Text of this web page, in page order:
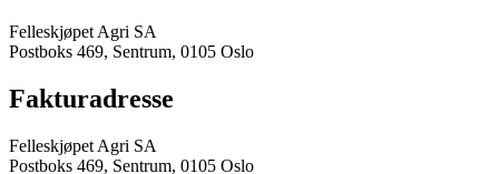
Felleskjøpet Agri SA
Postboks 469, Sentrum, 0105 Oslo
Fakturadresse
Felleskjøpet Agri SA
Postboks 469, Sentrum, 0105 Oslo